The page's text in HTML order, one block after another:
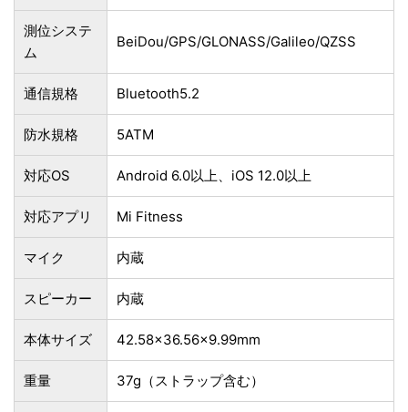
測位システ
ム
BeiDou/GPS/GLONASS/Galileo/QZSS
通信規格 Bluetooth5.2
防水規格 5ATM
対応OS Android 6.0以上、iOS 12.0以上
対応アプリ Mi Fitness
マイク 内蔵
スピーカー 内蔵
本体サイズ 42.58×36.56×9.99mm
重量 37g（ストラップ含む）